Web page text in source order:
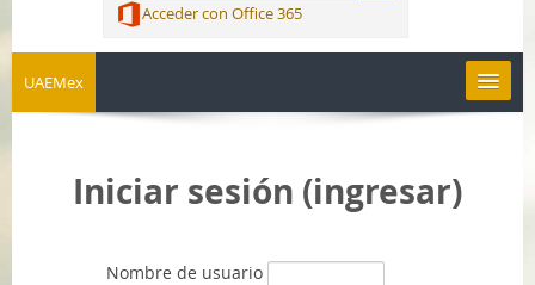
Acceder con Office 365
UAEMex
Iniciar sesión (ingresar)
Nombre de usuario